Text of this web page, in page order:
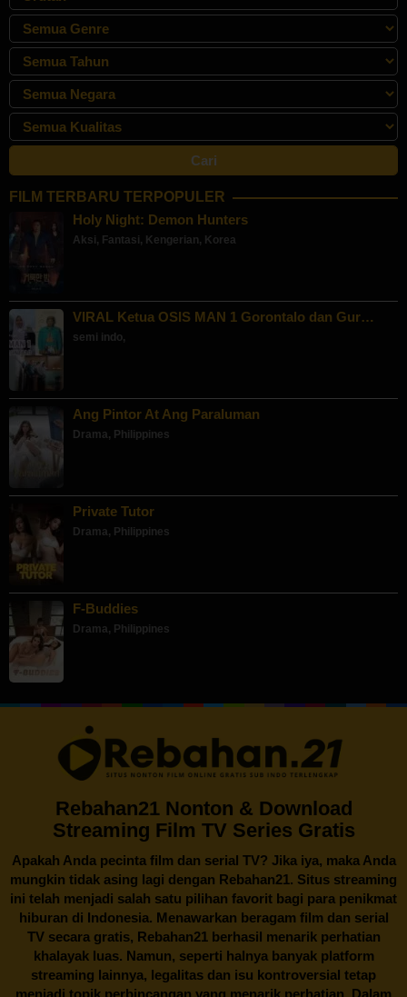
FILM TERBARU TERPOPULER
Holy Night: Demon Hunters
Aksi , Fantasi , Kengerian, Korea
VIRAL Ketua OSIS MAN 1 Gorontalo dan Gur…
semi indo,
Ang Pintor At Ang Paraluman
Drama, Philippines
Private Tutor
Drama, Philippines
F-Buddies
Drama, Philippines
Rebahan21 Nonton & Download
Streaming Film TV Series Gratis
Apakah Anda pecinta film dan serial TV? Jika iya, maka Anda
mungkin tidak asing lagi dengan Rebahan21. Situs streaming
ini telah menjadi salah satu pilihan favorit bagi para penikmat
hiburan di Indonesia. Menawarkan beragam film dan serial
TV secara gratis, Rebahan21berhasil menarik perhatian
khalayak luas. Namun, seperti halnya banyak platform
streaming lainnya, legalitas dan isu kontroversial tetap